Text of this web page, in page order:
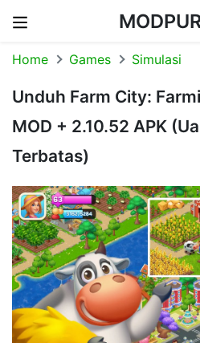
Home Games Simulasi
Unduh Farm City:
MOD + 2.10.52 APK
Terbatas)